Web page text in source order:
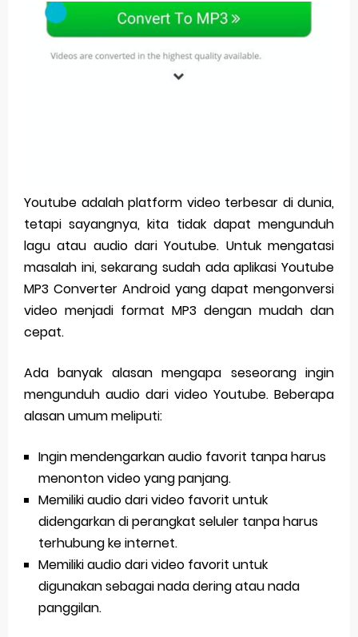
Bitcoin Miner Android: Apa Itu Dan Bagaimana Cara Menggunakannya
Pp Wa Couple Pasangan: Cara Terbaik Untuk Menjaga Hubungan
Siap Video Call, tapi Download Aplikasinya Dulu, Abangku
Saturday, 8 August
Youtube adalah platform video terbesar di dunia,
tetapi sayangnya, kita tidak dapat mengunduh
lagu atau audio dari Youtube. Untuk mengatasi
masalah ini, sekarang sudah ada aplikasi Youtube
MP3 Converter Android yang dapat mengonversi
video menjadi format MP3 dengan mudah dan
cepat.
Ada banyak alasan mengapa seseorang ingin
mengunduh audio dari video Youtube. Beberapa
alasan umum meliputi:
Ingin mendengarkan audio favorit tanpa harus
menonton video yang panjang.
Memiliki audio dari video favorit untuk
didengarkan di perangkat seluler tanpa harus
terhubung ke internet.
Memiliki audio dari video favorit untuk
digunakan sebagai nada dering atau nada
panggilan.